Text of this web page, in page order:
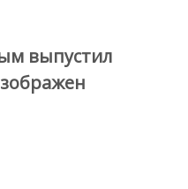
выпустил